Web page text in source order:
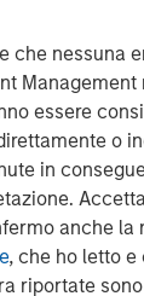
che nessuna
Management
essere
o
in
anche la
, che ho letto e
riportate
of Morgan
energy
negotiated
Stanley
of
businesses
with world-